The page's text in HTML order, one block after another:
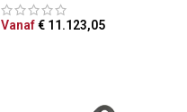
Vanaf €11.123,05